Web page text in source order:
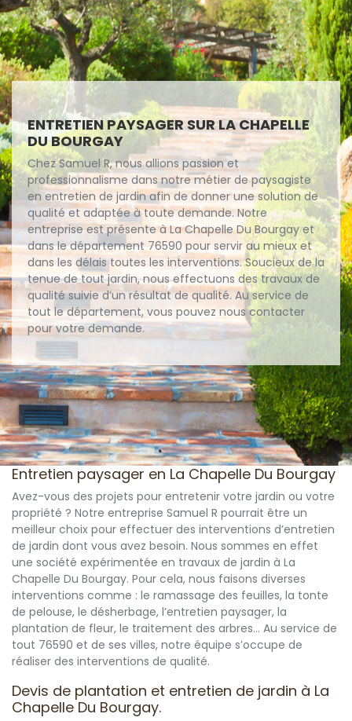
ENTRETIEN PAYSAGER SUR LA CHAPELLE
DU BOURGAY
Chez Samuel R, nous allions passion et
professionnalisme dans notre métier de paysagiste
en entretien de jardin afin de donner une solution de
qualité et adaptée à toute demande. Notre
entreprise est présente à La Chapelle Du Bourgay et
dans le département 76590 pour servir au mieux et
dans les délais toutes les interventions. Soucieux de la
tenue de tout jardin, nous effectuons des travaux de
qualité suivie d’un résultat de qualité. Au service de
tout le département, vous pouvez nous contacter
pour votre demande.
Entretien paysager en La Chapelle Du Bourgay
Avez-vous des projets pour entretenir votre jardin ou votre
propriété ? Notre entreprise Samuel R pourrait être un
meilleur choix pour effectuer des interventions d’entretien
de jardin dont vous avez besoin. Nous sommes en effet
une société expérimentée en travaux de jardin à La
Chapelle Du Bourgay. Pour cela, nous faisons diverses
interventions comme : le ramassage des feuilles, la tonte
de pelouse, le désherbage, l’entretien paysager, la
plantation de fleur, le traitement des arbres… Au service de
tout 76590 et de ses villes, notre équipe s’occupe de
réaliser des interventions de qualité.
Devis de plantation et entretien de jardin à La
Chapelle Du Bourgay.